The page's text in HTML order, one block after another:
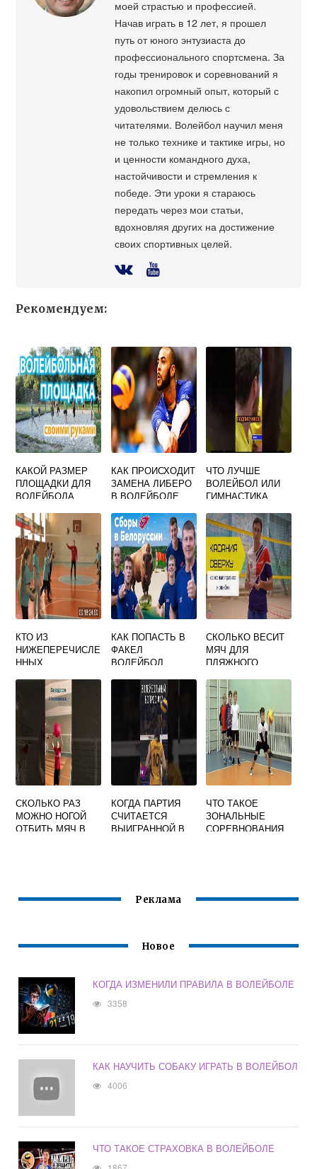
моей страстью и профессией.
Начав играть в 12 лет, я прошел
путь от юного энтузиаста до
профессионального спортсмена. За
годы тренировок и соревнований я
накопил огромный опыт, который с
удовольствием делюсь с
читателями. Волейбол научил меня
не только технике и тактике игры, но
и ценности командного духа,
настойчивости и стремления к
победе. Эти уроки я стараюсь
передать через мои статьи,
вдохновляя других на достижение
своих спортивных целей.
Рекомендуем:
КАКОЙ РАЗМЕР
ПЛОЩАДКИ ДЛЯ
ВОЛЕЙБОЛА
КАК ПРОИСХОДИТ
ЗАМЕНА ЛИБЕРО
В ВОЛЕЙБОЛЕ
ЧТО ЛУЧШЕ
ВОЛЕЙБОЛ ИЛИ
ГИМНАСТИКА
КТО ИЗ
НИЖЕПЕРЕЧИСЛЕ
ННЫХ
ФИЗИЧЕСКОЙ
КУЛЬТУРЫ
ЯВЛЯЕТСЯ
РОДОНАЧАЛЬНИК
ОМ ИГРЫ В
ВОЛЕЙБОЛ
КАК ПОПАСТЬ В
ФАКЕЛ
ВОЛЕЙБОЛ
СКОЛЬКО ВЕСИТ
МЯЧ ДЛЯ
ПЛЯЖНОГО
СКОЛЬКО РАЗ
МОЖНО НОГОЙ
ОТБИТЬ МЯЧ В
КОГДА ПАРТИЯ
СЧИТАЕТСЯ
ВЫИГРАННОЙ В
ЧТО ТАКОЕ
ЗОНАЛЬНЫЕ
СОРЕВНОВАНИЯ
Реклама
Новое
КОГДА ИЗМЕНИЛИ ПРАВИЛА В ВОЛЕЙБОЛЕ
3358
КАК НАУЧИТЬ СОБАКУ ИГРАТЬ В ВОЛЕЙБОЛ
4006
ЧТО ТАКОЕ СТРАХОВКА В ВОЛЕЙБОЛЕ